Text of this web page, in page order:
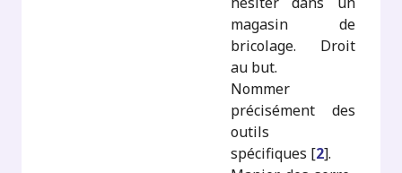
magasin de
bricolage. Droit
au but.
Nommer
précisément des
outils
spécifiques [2].